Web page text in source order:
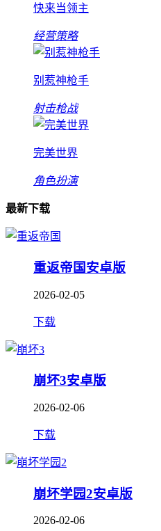
快来当领主
经营策略
别惹神枪手
射击枪战
完美世界
角色扮演
最新下载
重返帝国安卓版
2026-02-05
下载
崩坏3安卓版
2026-02-06
下载
崩坏学园2安卓版
2026-02-06